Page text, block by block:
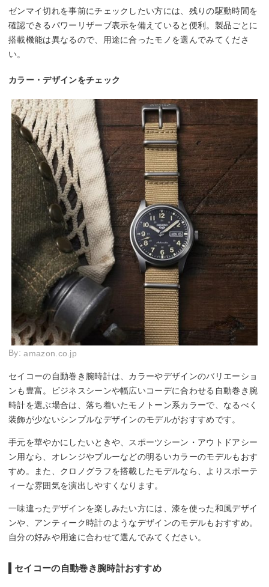
ゼンマイ切れを事前にチェックしたい方には、残りの駆動時間を
確認できるパワーリザーブ表示を備えていると便利。製品ごとに
搭載機能は異なるので、用途に合ったモノを選んでみてくださ
い。
カラー・デザインをチェック
By:amazon.co.jp
セイコーの自動巻き腕時計は、カラーやデザインのバリエーショ
ンも豊富。ビジネスシーンや幅広いコーデに合わせる自動巻き腕
時計を選ぶ場合は、落ち着いたモノトーン系カラーで、なるべく
装飾が少ないシンプルなデザインのモデルがおすすめです。
手元を華やかにしたいときや、スポーツシーン・アウトドアシー
ン用なら、オレンジやブルーなどの明るいカラーのモデルもおす
すめ。また、クロノグラフを搭載したモデルなら、よりスポーテ
ィーな雰囲気を演出しやすくなります。
一味違ったデザインを楽しみたい方には、漆を使った和風デザイ
ンや、アンティーク時計のようなデザインのモデルもおすすめ。
自分の好みや用途に合わせて選んでみてください。
セイコーの自動巻き腕時計おすすめ